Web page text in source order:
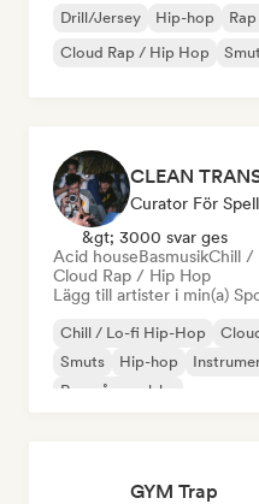
Drill/Jersey Hip-hop
Cloud Rap / Hip Hop
CLEAN
Curator För
&gt; 3000 svar ges
Acid houseBasmusikChill /
Cloud Rap / Hip Hop
Lägg till artister i min(a)
Chill / Lo-fi Hip-Hop
Smuts
Hip-hop
Rap på engelska
GYM Trap